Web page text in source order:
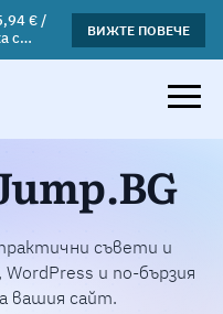
€ /
с
ВИЖТЕ ПОВЕЧЕ
ВИЖΤΕ ПОВЕЧЕ
съвети и
и по-бързия
вашия сайт.